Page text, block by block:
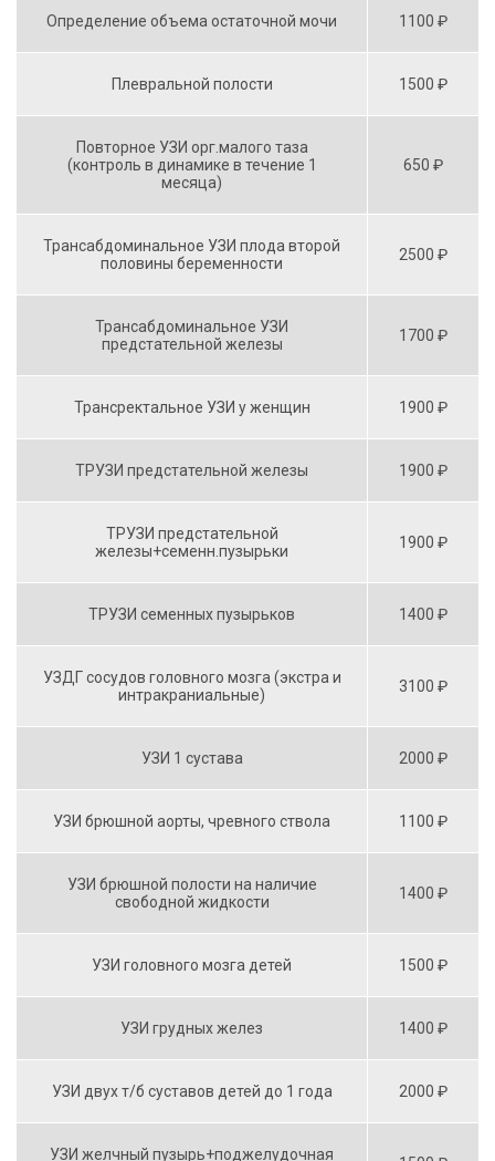
Определение объема остаточной мочи 1100 ₽
Плевральной полости 1500 ₽
Повторное УЗИ орг.малого таза
(контроль в динамике в течение 1
месяца)
650 ₽
Трансабдоминальное УЗИ плода второй
половины беременности
2500 ₽
Трансабдоминальное УЗИ
предстательной железы
1700 ₽
Трансректальное УЗИ у женщин 1900 ₽
ТРУЗИ предстательной железы 1900 ₽
ТРУЗИ предстательной
железы+семенн.пузырьки
1900 ₽
ТРУЗИ семенных пузырьков 1400 ₽
УЗДГ сосудов головного мозга (экстра и
интракраниальные)
3100 ₽
УЗИ 1 сустава 2000 ₽
УЗИ брюшной аорты, чревного ствола 1100 ₽
УЗИ брюшной полости на наличие
свободной жидкости
1400 ₽
УЗИ головного мозга детей 1500 ₽
УЗИ грудных желез 1400 ₽
УЗИ двух т/б суставов детей до 1 года 2000 ₽
УЗИ желчный пузырь+поджелудочная